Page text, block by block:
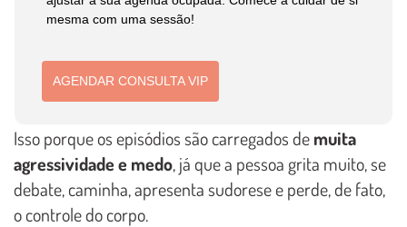
mesma com uma sessão!
AGENDAR CONSULTA VIP
Isso porque os episódios são carregados demuita
agressividade e medo, já que a pessoa grita muito, se
debate, caminha, apresenta sudorese e perde, de fato,
o controle do corpo.